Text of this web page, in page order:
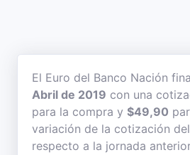
El Euro del Banco Nación
Abril de 2019 con una
para la compra y $49,90
variación de la cotización
respecto a la jornada